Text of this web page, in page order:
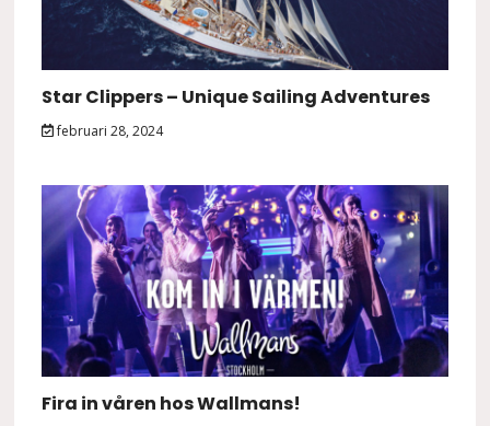
Star Clippers – Unique Sailing Adventures
februari 28, 2024
Fira in våren hos Wallmans!